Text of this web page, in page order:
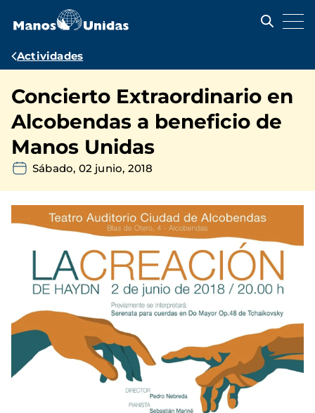
contenido
Ruta
navegación
Actividades
Concierto Extraordinario en
Alcobendas a beneficio de
Manos Unidas
Sábado, 02 junio, 2018